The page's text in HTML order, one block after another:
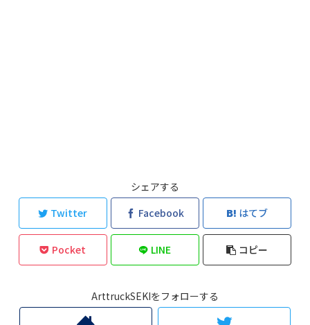
シェアする
Twitter
Facebook はてブ
Pocket LINE コピー
ArttruckSEKIをフォローする